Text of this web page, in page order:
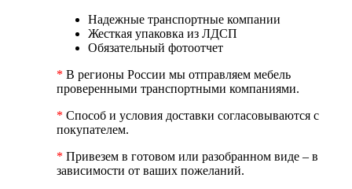
Надежные транспортные компании
Жесткая упаковка из ЛДСП
Обязательный фотоотчет
* В регионы России мы отправляем мебель
проверенными транспортными компаниями.
* Способ и условия доставки согласовываются с
покупателем.
* Привезем в готовом или разобранном виде – в
зависимости от ваших пожеланий.